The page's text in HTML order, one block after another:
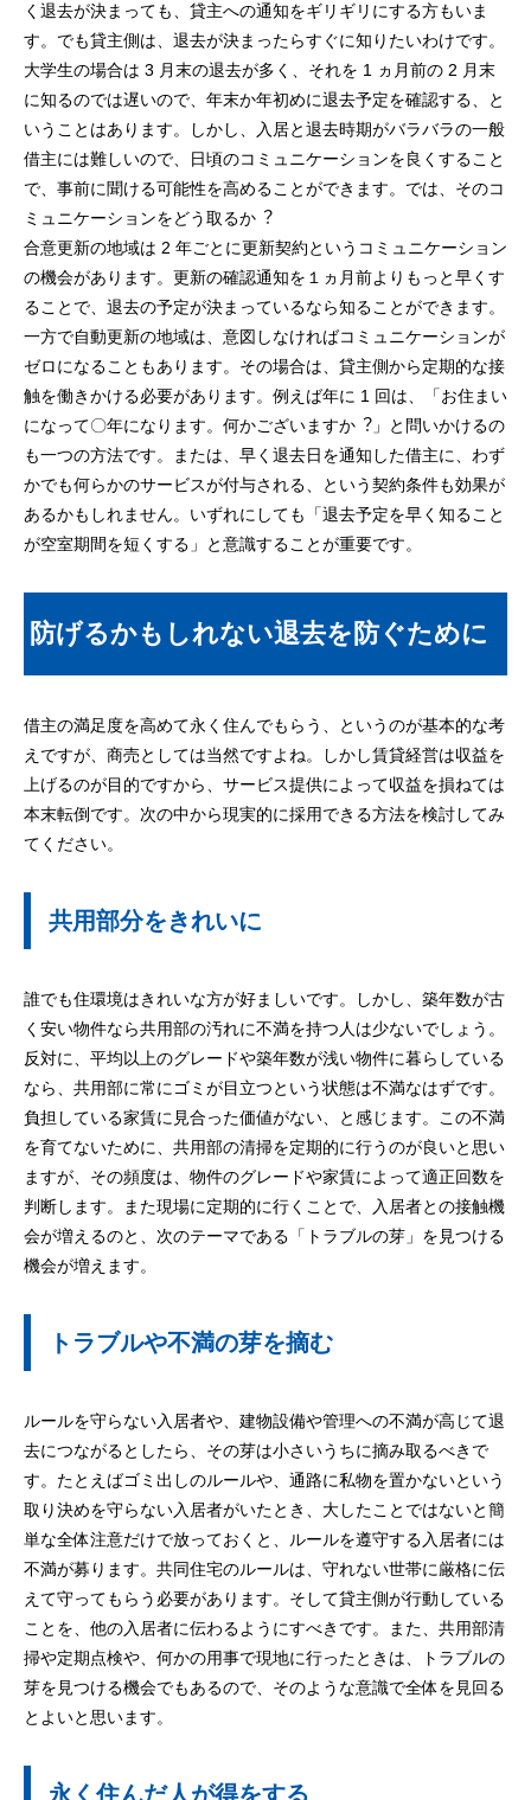
く退去が決まっても、貸主への通知をギリギリにする方もいま
す。でも貸主側は、退去が決まったらすぐに知りたいわけです。
大学生の場合は 3 月末の退去が多く、それを 1 ヵ月前の 2 月末
に知るのでは遅いので、年末か年初めに退去予定を確認する、と
いうことはあります。しかし、入居と退去時期がバラバラの一般
借主には難しいので、日頃のコミュニケーションを良くすること
で、事前に聞ける可能性を高めることができます。では、そのコ
ミュニケーションをどう取るか︖
合意更新の地域は 2 年ごとに更新契約というコミュニケーション
の機会があります。更新の確認通知を１ヵ月前よりもっと早くす
ることで、退去の予定が決まっているなら知ることができます。
一方で自動更新の地域は、意図しなければコミュニケーションが
ゼロになることもあります。その場合は、貸主側から定期的な接
触を働きかける必要があります。例えば年に 1 回は、「お住まい
になって〇年になります。何かございますか︖」と問いかけるの
も一つの方法です。または、早く退去日を通知した借主に、わず
かでも何らかのサービスが付与される、という契約条件も効果が
あるかもしれません。いずれにしても「退去予定を早く知ること
が空室期間を短くする」と意識することが重要です。
防げるかもしれない退去を防ぐために
借主の満足度を高めて永く住んでもらう、というのが基本的な考
えですが、商売としては当然ですよね。しかし賃貸経営は収益を
上げるのが目的ですから、サービス提供によって収益を損ねては
本末転倒です。次の中から現実的に採用できる方法を検討してみ
てください。
共用部分をきれいに
誰でも住環境はきれいな方が好ましいです。しかし、築年数が古
く安い物件なら共用部の汚れに不満を持つ人は少ないでしょう。
反対に、平均以上のグレードや築年数が浅い物件に暮らしている
なら、共用部に常にゴミが目立つという状態は不満なはずです。
負担している家賃に見合った価値がない、と感じます。この不満
を育てないために、共用部の清掃を定期的に行うのが良いと思い
ますが、その頻度は、物件のグレードや家賃によって適正回数を
判断します。また現場に定期的に行くことで、入居者との接触機
会が増えるのと、次のテーマである「トラブルの芽」を見つける
機会が増えます。
トラブルや不満の芽を摘む
ルールを守らない入居者や、建物設備や管理への不満が高じて退
去につながるとしたら、その芽は小さいうちに摘み取るべきで
す。たとえばゴミ出しのルールや、通路に私物を置かないという
取り決めを守らない入居者がいたとき、大したことではないと簡
単な全体注意だけで放っておくと、ルールを遵守する入居者には
不満が募ります。共同住宅のルールは、守れない世帯に厳格に伝
えて守ってもらう必要があります。そして貸主側が行動している
ことを、他の入居者に伝わるようにすべきです。また、共用部清
掃や定期点検や、何かの用事で現地に行ったときは、トラブルの
芽を見つける機会でもあるので、そのような意識で全体を見回る
とよいと思います。
永く住んだ人が得をする